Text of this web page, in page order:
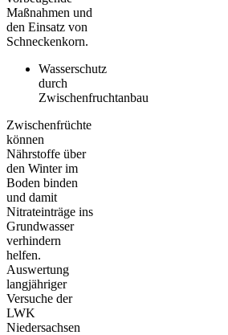
Maßnahmen und
den Einsatz von
Schneckenkorn.
Wasserschutz
durch
Zwischenfruchtanbau
Zwischenfrüchte
können
Nährstoffe über
den Winter im
Boden binden
und damit
Nitrateinträge ins
Grundwasser
verhindern
helfen.
Auswertung
langjähriger
Versuche der
LWK
Niedersachsen